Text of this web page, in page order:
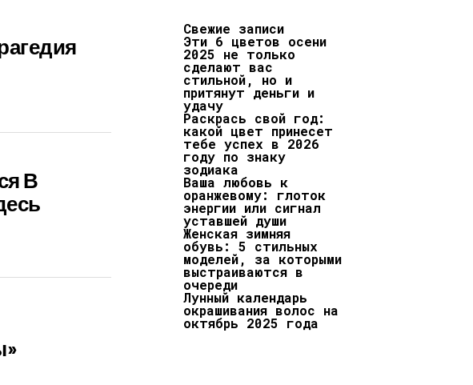
В
Свежие записи
Эти 6 цветов осени
2025 не только
сделают вас
стильной, но и
притянут деньги и
удачу
Раскрась свой год:
какой цвет принесет
тебе успех в 2026
году по знаку
зодиака
Ваша любовь к
оранжевому: глоток
энергии или сигнал
уставшей души
Женская зимняя
обувь: 5 стильных
моделей, за которыми
выстраиваются в
очереди
Лунный календарь
окрашивания волос на
октябрь 2025 года